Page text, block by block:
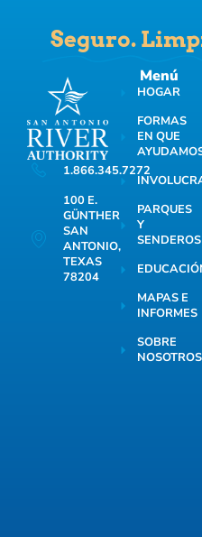
Seguro.
1.866.345.7272
100 E.
GÜNTHER
SAN
ANTONIO,
TEXAS
78204
Menú
HOGAR
FORMAS
EN QUE
PARQUES
Y
SENDEROS
MAPAS E
INFORMES
SOBRE
NOSOTROS